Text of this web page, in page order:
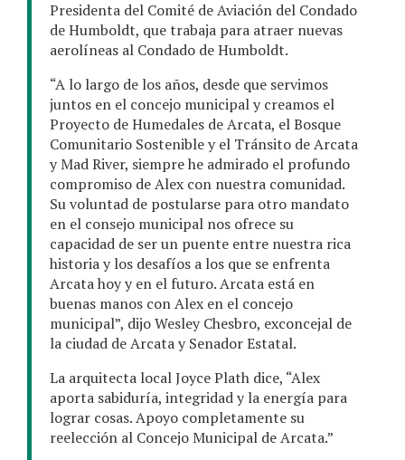
Presidenta del Comité de Aviación del Condado
de Humboldt, que trabaja para atraer nuevas
aerolíneas al Condado de Humboldt.
“A lo largo de los años, desde que servimos
juntos en el concejo municipal y creamos el
Proyecto de Humedales de Arcata, el Bosque
Comunitario Sostenible y el Tránsito de Arcata
y Mad River, siempre he admirado el profundo
compromiso de Alex con nuestra comunidad.
Su voluntad de postularse para otro mandato
en el consejo municipal nos ofrece su
capacidad de ser un puente entre nuestra rica
historia y los desafíos a los que se enfrenta
Arcata hoy y en el futuro. Arcata está en
buenas manos con Alex en el concejo
municipal”, dijo Wesley Chesbro, exconcejal de
la ciudad de Arcata y Senador Estatal.
La arquitecta local Joyce Plath dice, “Alex
aporta sabiduría, integridad y la energía para
lograr cosas. Apoyo completamente su
reelección al Concejo Municipal de Arcata.”